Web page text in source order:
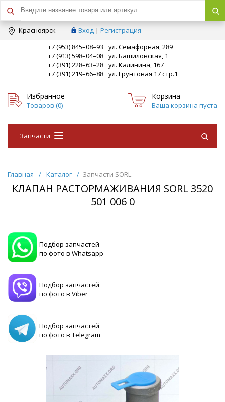
Краcноярск Вход | Регистрация
+7 (953) 845–08–93
ул. Семафорная, 289
+7 (913) 598–04–08 ул. Башиловская, 1
+7 (391) 228–63–28 ул. Калинина, 167
+7 (391) 219–66–88 ул. Грунтовая 17 стр.1
Избранное
Товаров (0)
Корзина
Ваша корзина пуста
Запчасти
Главная / Каталог / Запчасти SORL
КЛАПАН РАСТОРМАЖИВАНИЯ SORL 3520
501 006 0
Подбор запчастей
по фото в Whatsapp
Подбор запчастей
по фото в Viber
Подбор запчастей
по фото в Telegram